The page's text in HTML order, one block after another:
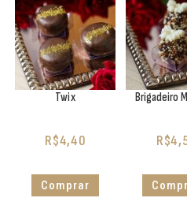
Twix
R$4,40
Comprar
Brigadeiro
R$